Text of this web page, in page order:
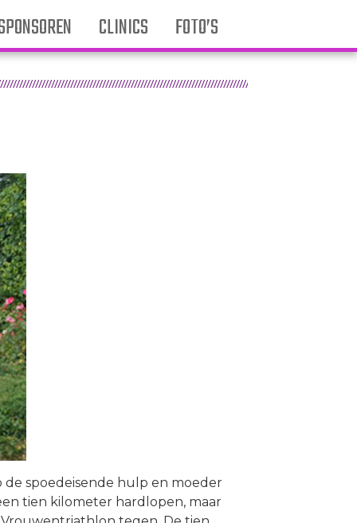
CLINICS FOTO’S
spoedeisende hulp en moeder
tien kilometer hardlopen, maar